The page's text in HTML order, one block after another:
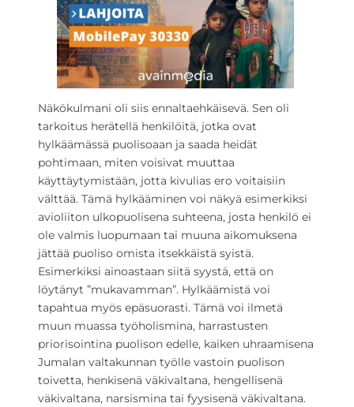
Näkökulmani oli siis ennaltaehkäisevä. Sen oli
tarkoitus herätellä henkilöitä, jotka ovat
hylkäämässä puolisoaan ja saada heidät
pohtimaan, miten voisivat muuttaa
käyttäytymistään, jotta kivulias ero voitaisiin
välttää. Tämä hylkääminen voi näkyä esimerkiksi
avioliiton ulkopuolisena suhteena, josta henkilö ei
ole valmis luopumaan tai muuna aikomuksena
jättää puoliso omista itsekkäistä syistä.
Esimerkiksi ainoastaan siitä syystä, että on
löytänyt ”mukavamman”. Hylkäämistä voi
tapahtua myös epäsuorasti. Tämä voi ilmetä
muun muassa työholismina, harrastusten
priorisointina puolison edelle, kaiken uhraamisena
Jumalan valtakunnan työlle vastoin puolison
toivetta, henkisenä väkivaltana, hengellisenä
väkivaltana, narsismina tai fyysisenä väkivaltana.